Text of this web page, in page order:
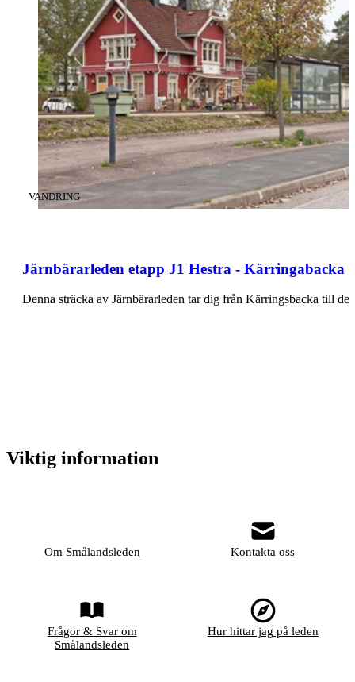
Järnbärarleden etapp J1 Hestra - Kärringabacka
KATEGORI:
VANDRING
Denna sträcka av Järnbärarleden tar dig från Kärringsbacka till
Viktig information
Om Smålandsleden Kontakta oss
Frågor & Svar om
Smålandsleden
Hur hittar jag på leden